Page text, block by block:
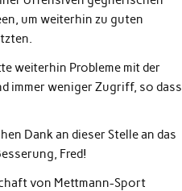
um weiterhin zu guten
weiterhin Probleme mit der
immer weniger Zugriff, so dass
Dank an dieser Stelle an das
Fred!
von Mettmann-Sport